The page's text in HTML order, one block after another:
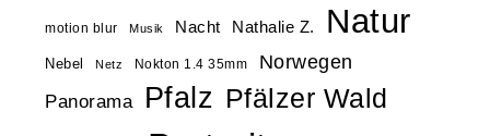
motion blur Musik Nacht Nathalie Z. Natur
Nebel Netz Nokton 1.4 35mm Norwegen
Panorama Pfalz Pfälzer Wald